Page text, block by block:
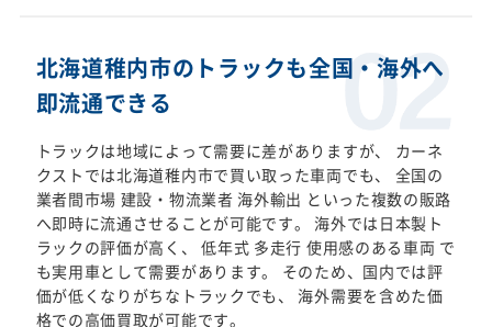
北海道稚内市のトラックも全国・海外へ
即流通できる
トラックは地域によって需要に差がありますが、 カーネ
クストでは北海道稚内市で買い取った車両でも、 全国の
業者間市場 建設・物流業者 海外輸出 といった複数の販路
へ即時に流通させることが可能です。 海外では日本製ト
ラックの評価が高く、 低年式 多走行 使用感のある車両 で
も実用車として需要があります。 そのため、国内では評
価が低くなりがちなトラックでも、 海外需要を含めた価
格での高価買取が可能です。